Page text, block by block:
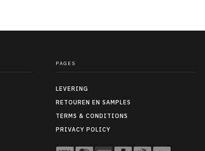
PAGES
LEVERING
RETOUREN EN SAMPLES
TERMS & CONDITIONS
PRIVACY POLICY